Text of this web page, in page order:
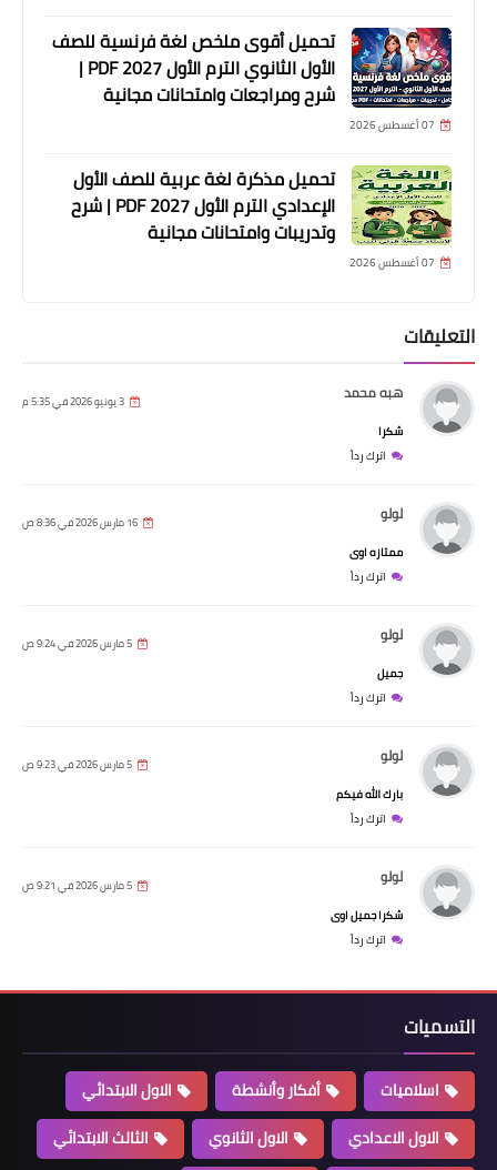
تحميل أقوى ملخص لغة فرنسية للصف
الأول الثانوي الترم الأول 2027 PDF |
شرح ومراجعات وامتحانات مجانية
07 أغسطس 2026
تحميل مذكرة لغة عربية للصف الأول
الإعدادي الترم الأول 2027 PDF | شرح
وتدريبات وامتحانات مجانية
07 أغسطس 2026
التعليقات
هبه محمد 3 يونيو 2026 في 5:35 م
شكرا
اترك رداً
لولو 16 مارس 2026 في 8:36 ص
ممتازه اوى
اترك رداً
لولو 5 مارس 2026 في 9:24 ص
جميل
اترك رداً
لولو 5 مارس 2026 في 9:23 ص
بارك الله فيكم
اترك رداً
لولو 5 مارس 2026 في 9:21 ص
شكرا جميل اوى
اترك رداً
التسميات
اسلاميات أفكار وأنشطة
الاول الابتدائي
الاول الاعدادي
الاول الثانوي
الثالث الابتدائي